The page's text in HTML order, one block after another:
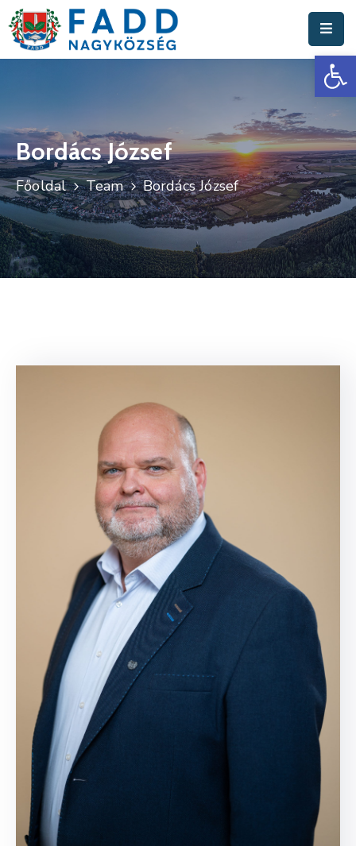
Polgármesteri
Hivatal
Fadd
Nagyközség
Turisztika
Választási
Bordács József
Főoldal Team Bordács József